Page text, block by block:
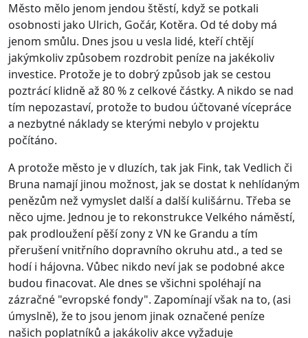
Město mělo jenom jendou štěstí, když se potkali
osobnosti jako Ulrich, Gočár, Kotěra. Od té doby má
jenom smůlu. Dnes jsou u vesla lidé, kteří chtějí
jakýmkoliv způsobem rozdrobit peníze na jakékoliv
investice. Protože je to dobrý způsob jak se cestou
poztrácí klidně až 80 % z celkové částky. A nikdo se nad
tím nepozastaví, protože to budou účtované vícepráce
a nezbytné náklady se kterými nebylo v projektu
počítáno.
A protože město je v dluzích, tak jak Fink, tak Vedlich či
Bruna namají jinou možnost, jak se dostat k nehlídaným
penězům než vymyslet další a další kulišárnu. Třeba se
něco ujme. Jednou je to rekonstrukce Velkého náměstí,
pak prodloužení pěší zony z VN ke Grandu a tím
přerušení vnitřního dopravního okruhu atd., a ted se
hodí i hájovna. Vůbec nikdo neví jak se podobné akce
budou finacovat. Ale dnes se všichni spoléhají na
zázračné "evropské fondy". Zapomínají však na to, (asi
úmyslně), že to jsou jenom jinak označené peníze
našich poplatníků a jakákoliv akce vyžaduje